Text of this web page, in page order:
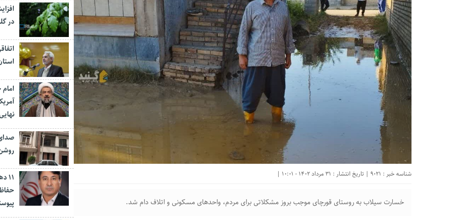
شناسه خبر : 9021 | تاریخ انتشار : 31 مرداد 1402 - 10:01 |
خسارت سیلاب به روستای قورچای موجب بروز مشکلاتی برای مردم، واحدهای مسکونی و اتلاف دام شد.
در